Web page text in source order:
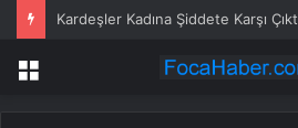
Kardeşler Kadına Şiddete Karşı
Menü